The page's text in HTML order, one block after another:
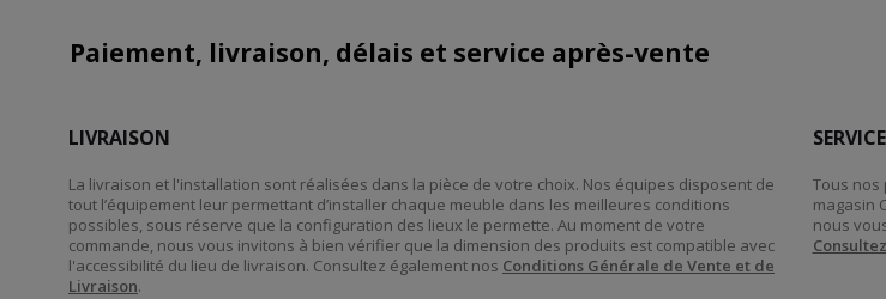
Paiement, livraison, délais et service après-vente
LIVRAISON
La livraison et l'installation sont réalisées dans la pièce de votre choix. Nos équipes disposent de
tout l’équipement leur permettant d’installer chaque meuble dans les meilleures conditions
possibles, sous réserve que la configuration des lieux le permette. Au moment de votre
commande, nous vous invitons à bien vérifier que la dimension des produits est compatible avec
l'accessibilité du lieu de livraison. Consultez également nos Conditions Générale de Vente et de
Livraison.
Tous nos
magasin
nous